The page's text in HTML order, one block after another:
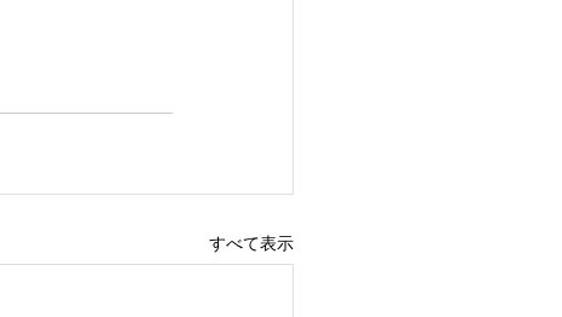
すべて表示